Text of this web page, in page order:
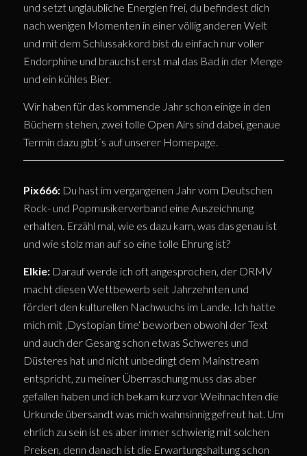
und setzt unglaubliche Energien frei, du befindest dich
nach wenigen Momenten in einer völlig anderen Welt
und mit dem Schlussakkord bist du einfach nur voller
Endorphine und brauchst erst mal das Bad in der Menge
und ein kühles Bier.
Wir haben für das kommende Jahr schon einige in den
Büchern stehen, zwei tolle Open Airs sind dabei, genaue
Termin dazu gibt´s auf unserer Homepage.
Pix666:Du hast im vergangenen Jahr vom Deutschen
Rock- und Popmusikerverband eine Auszeichnung
erhalten. Erzähl mal, wie es dazu kam, was das genau ist
und wie stolz man auf so eine tolle Ehrung ist?
Elkie: Darauf werde ich oft angesprochen, der DRMV
macht diesen Wettbewerb seit Jahrzehnten und
fördert den kulturellen Nachwuchs im Lande. Ich hatte
mich mit ‚Dystopian time‘ beworben obwohl der Text
und auch der Gesang schon etwas Schweres und
Düsteres hat und nicht unbedingt dem Mainstream
entspricht, zu meiner Überraschung muss das aber
gefallen haben und ich bekam kurz vor Weihnachten die
Urkunde übersandt was mich wahnsinnig gefreut hat. Um
ehrlich zu sein ist es aber immer schwierig mit solchen
Preisen, denn danach ist die Erwartungshaltung schon